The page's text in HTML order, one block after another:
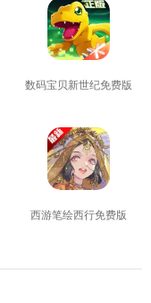
数码宝贝新世纪免费版
西游笔绘西行免费版